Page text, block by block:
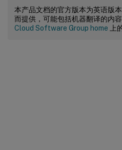
本产品文档的官方版本为英语版
而提供，可能包括机器翻译的内
Cloud Software Group home 上